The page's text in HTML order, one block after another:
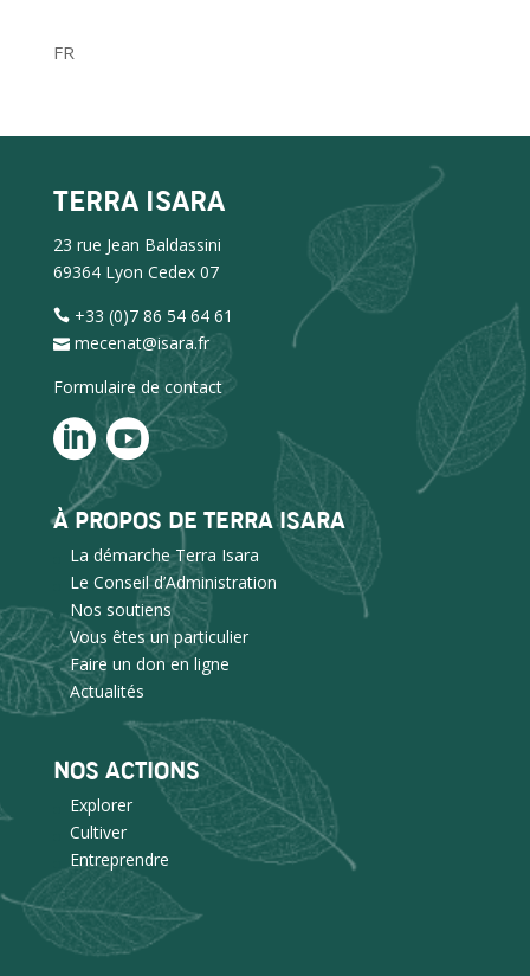
FR
TERRA ISARA
23 rue Jean Baldassini
69364 Lyon Cedex 07
+33 (0)7 86 54 64 61
mecenat@isara.fr
Formulaire de contact
À PROPOS DE TERRA ISARA
La démarche Terra Isara
Le Conseil d’Administration
Nos soutiens
Vous êtes un particulier
Faire un don en ligne
Actualités
NOS ACTIONS
Explorer
Cultiver
Entreprendre